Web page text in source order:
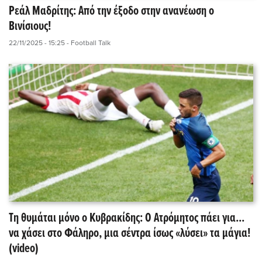
Ρεάλ Μαδρίτης: Από την έξοδο στην ανανέωση ο
Βινίσιους!
22/11/2025 - 15:25 - Football Talk
Τη θυμάται μόνο ο Κυβρακίδης: Ο Ατρόμητος πάει για...
να χάσει στο Φάληρο, μια σέντρα ίσως «λύσει» τα μάγια!
(video)